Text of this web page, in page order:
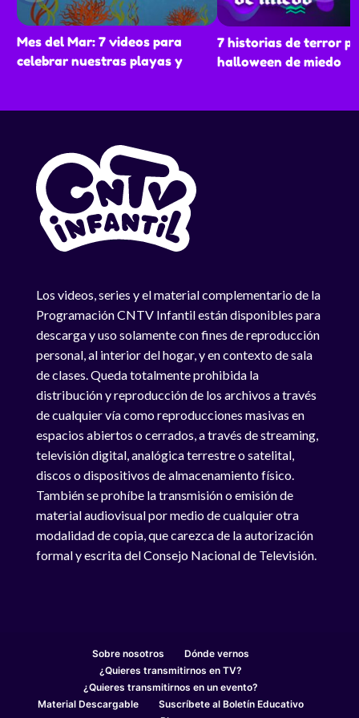
Mes del Mar: 7 videos para
celebrar nuestras playas y
7 historias de terror
halloween de miedo
Los videos, series y el material complementario de la
Programación CNTV Infantil están disponibles para
descarga y uso solamente con fines de reproducción
personal, al interior del hogar, y en contexto de sala
de clases. Queda totalmente prohibida la
distribución y reproducción de los archivos a través
de cualquier vía como reproducciones masivas en
espacios abiertos o cerrados, a través de streaming,
televisión digital, analógica terrestre o satelital,
discos o dispositivos de almacenamiento físico.
También se prohíbe la transmisión o emisión de
material audiovisual por medio de cualquier otra
modalidad de copia, que carezca de la autorización
formal y escrita del Consejo Nacional de Televisión.
Sobre nosotros
Dónde vernos
¿Quieres transmitirnos en TV?
¿Quieres transmitirnos en un evento?
Material Descargable
Suscríbete al Boletín Educativo